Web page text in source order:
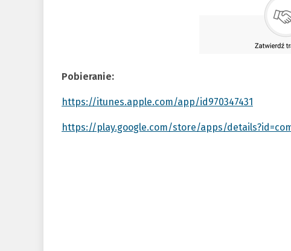
Pobieranie:
https://itunes.apple.com/app/id970347431
https://play.google.com/store/apps/